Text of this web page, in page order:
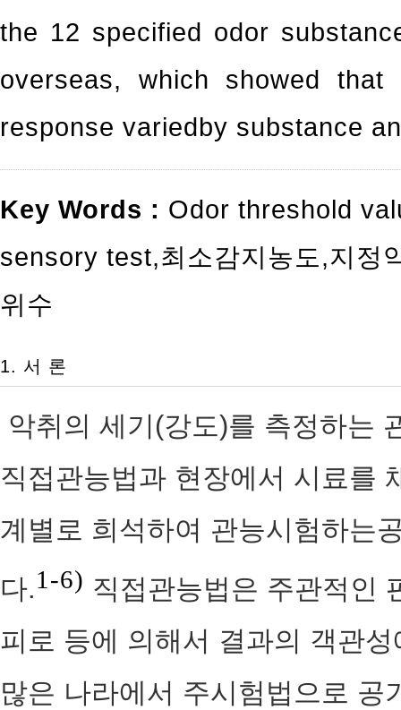
the 12 specified odor
overseas, which showed
response variedby substance
Key Words : Odor threshold
sensory test,최소감지농도 ,지정
위수
1. 서 론
악취의 세기(강도)를 측정하는
직접관능법과 현장에서 시료를
계별로 희석하여 관능시험하는
다.1-6) 직접관능법은 주관적인
피로 등에 의해서 결과의 객관
많은 나라에서 주시험법으로 공